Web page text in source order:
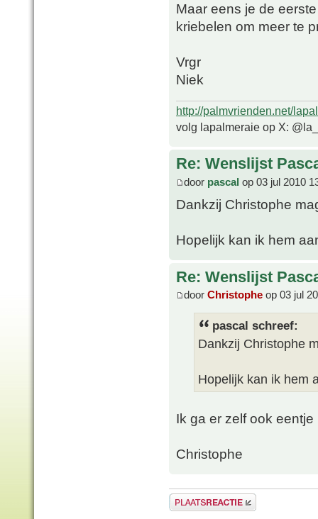
Maar eens je de
kriebelen om meer te
Vrgr
Niek
http://palmvrienden.net/
volg lapalmeraie op X:
Re: Wenslijst
door pascal op 03 jul 2010
Dankzij Christophe
Hopelijk kan ik hem
Re: Wenslijst
door Christophe op 03 jul
pascal schreef:
Dankzij Christophe
Hopelijk kan ik hem
Ik ga er zelf ook
Christophe
Plaats een reactie